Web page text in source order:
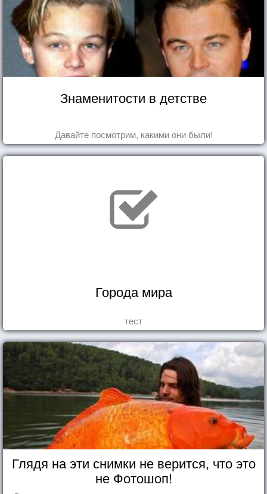
Знаменитости в детстве
Давайте посмотрим, какими они были!
Города мира
тест
Глядя на эти снимки не верится, что это
не Фотошоп!